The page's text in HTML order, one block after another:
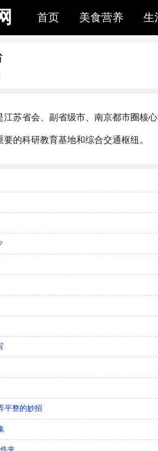
首页 美食营养 生
江苏省会、副省级市、南京都市圈核
的科研教育基地和综合交通枢纽。
平整的妙招
夹